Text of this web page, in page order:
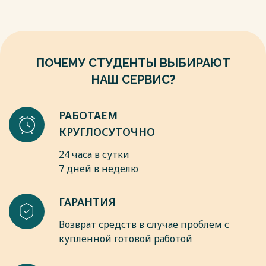
10. Федоренко Р.В. Риски логистического аутсорсинга //
сервиса. Серия: Экономика. 2014. №4 .
Весь текст будет доступенпосле покупки
ПОЧЕМУ СТУДЕНТЫ ВЫБИРАЮТ
НАШ СЕРВИС?
РАБОТАЕМ
КРУГЛОСУТОЧНО
24 часа в сутки
7 дней в неделю
ГАРАНТИЯ
Возврат средств в случае проблем с
купленной готовой работой